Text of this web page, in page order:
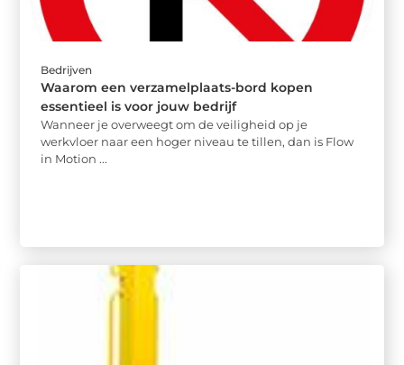
Bedrijven
Waarom een verzamelplaats-bord kopen
essentieel is voor jouw bedrijf
Wanneer je overweegt om de veiligheid op je
werkvloer naar een hoger niveau te tillen, dan is Flow
in Motion ...